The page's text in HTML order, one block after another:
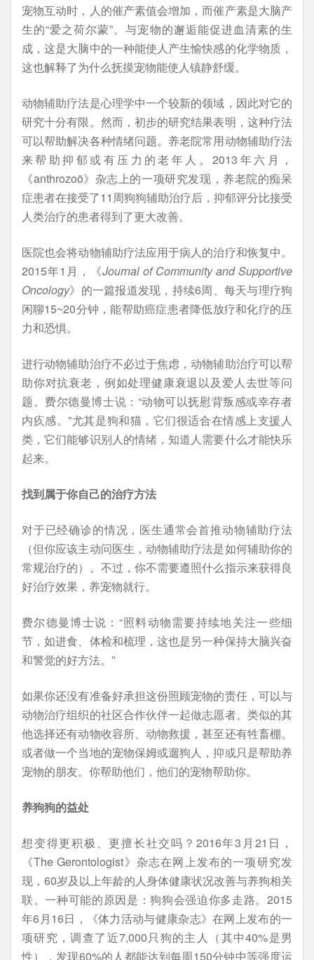
宠物互动时，人的催产素值会增加，而催产素是大脑产
生的“爱之荷尔蒙”。与宠物的邂逅能促进血清素的生
成，这是大脑中的一种能使人产生愉快感的化学物质，
这也解释了为什么抚摸宠物能使人镇静舒缓。
动物辅助疗法是心理学中一个较新的领域，因此对它的
研究十分有限。然而，初步的研究结果表明，这种疗法
可以帮助解决各种情绪问题。养老院常用动物辅助疗法
来帮助抑郁或有压力的老年人。2013年六月，
《anthrozoö》杂志上的一项研究发现，养老院的痴呆
症患者在接受了11周狗狗辅助治疗后，抑郁评分比接受
人类治疗的患者得到了更大改善。
医院也会将动物辅助疗法应用于病人的治疗和恢复中。
2015年1月，《Journal of Community and Supportive
Oncology》的一篇报道发现，持续6周、每天与理疗狗
闲聊15~20分钟，能帮助癌症患者降低放疗和化疗的压
力和恐惧。
进行动物辅助治疗不必过于焦虑，动物辅助治疗可以帮
助你对抗衰老，例如处理健康衰退以及爱人去世等问
题。费尔德曼博士说：“动物可以抚慰背叛感或幸存者
内疚感。”尤其是狗和猫，它们很适合在情感上支援人
类，它们能够识别人的情绪，知道人需要什么才能快乐
起来。
找到属于你自己的治疗方法
对于已经确诊的情况，医生通常会首推动物辅助疗法
（但你应该主动问医生，动物辅助疗法是如何辅助你的
常规治疗的）。不过，你不需要遵照什么指示来获得良
好治疗效果，养宠物就行。
费尔德曼博士说：“照料动物需要持续地关注一些细
节，如进食、体检和梳理，这也是另一种保持大脑兴奋
和警觉的好方法。”
如果你还没有准备好承担这份照顾宠物的责任，可以与
动物治疗组织的社区合作伙伴一起做志愿者。类似的其
他选择还有动物收容所、动物救援，甚至还有牲畜棚。
或者做一个当地的宠物保姆或遛狗人，抑或只是帮助养
宠物的朋友。你帮助他们，他们的宠物帮助你。
养狗狗的益处
想变得更积极、更擅长社交吗？2016年3月21日，
《The Gerontologist》杂志在网上发布的一项研究发
现，60岁及以上年龄的人身体健康状况改善与养狗相关
联。一种可能的原因是：狗狗会强迫你多走路。2015
年6月16日，《体力活动与健康杂志》在网上发布的一
项研究，调查了近7,000只狗的主人（其中40%是男
性），发现60%的人都能达到每周150分钟中等强度运